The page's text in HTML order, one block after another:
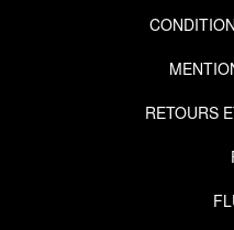
RETOURS